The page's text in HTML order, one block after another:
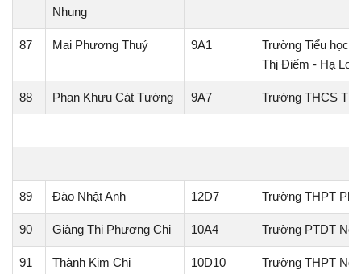
Nhung
87 Mai Phương Thuý 9A1
Trường Tiểu học,
Thị Điểm - Hạ
88 Phan Khưu Cát Tường 9A7 Trường THCS Thị
89 Đào Nhật Anh 12D7 Trường THPT
90 Giàng Thị Phương Chi 10A4 Trường PTDT Nội
91 Thành Kim Chi 10D10 Trường THPT